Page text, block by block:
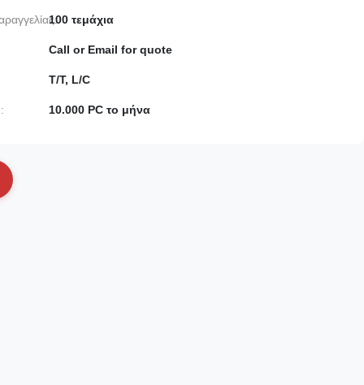
100 τεμάχια
Call or Email for quote
T/T, L/C
10.000 PC το μήνα